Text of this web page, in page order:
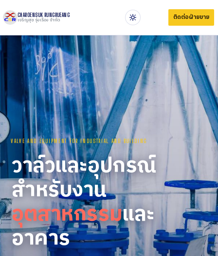
CHAROENSUK RUNGRUEANG
เจริญสุข รุ่งเรือง จำกัด ติดต่อฝ่ายขาย
VALVE AND EQUIPMENT FOR INDUSTRIAL AND BUILDING
วาล์วและอุปกรณ์
สำหรับงาน
อุตสาหกรรมและ
อาคาร